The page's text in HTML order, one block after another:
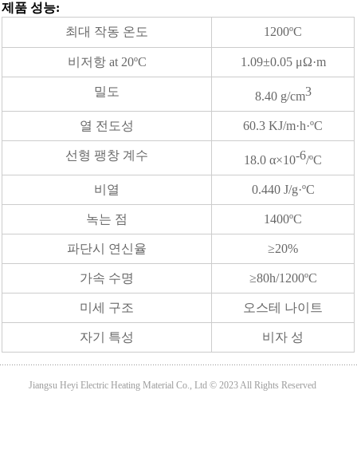
제품 성능:
최대 작동 온도
1200ºC
비저항 at 20ºC 1.09±0.05 μΩ·m
밀도 8.40 g/cm3
열 전도성 60.3 KJ/m·h·ºC
선형 팽창 계수 18.0 α×10-6/ºC
비열 0.440 J/g·ºC
녹는 점 1400ºC
파단시 연신율 ≥20%
가속 수명 ≥80h/1200ºC
미세 구조 오스테 나이트
자기 특성 비자 성
Jiangsu Heyi Electric Heating Material Co., Ltd © 2023 All Rights Reserved